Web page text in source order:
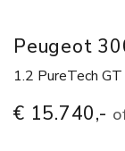
Peugeot
1.2 PureTech GT
€ 15.740,-